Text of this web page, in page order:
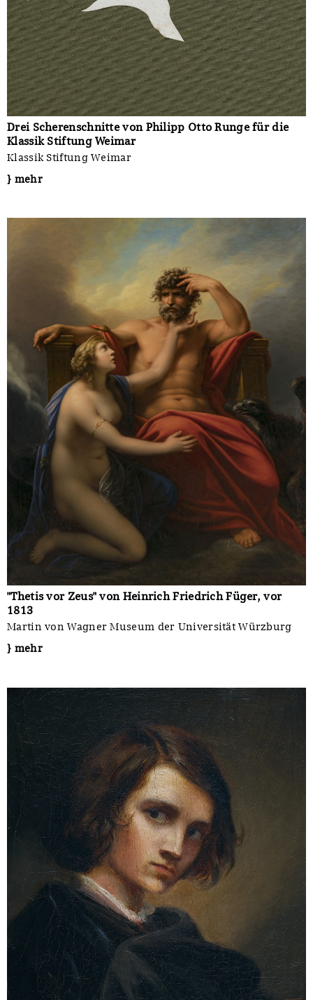
Drei Scherenschnitte von Philipp Otto Runge für die
Klassik Stiftung Weimar
Klassik Stiftung Weimar
} mehr
"Thetis vor Zeus" von Heinrich Friedrich Füger, vor
1813
Martin von Wagner Museum der Universität Würzburg
} mehr